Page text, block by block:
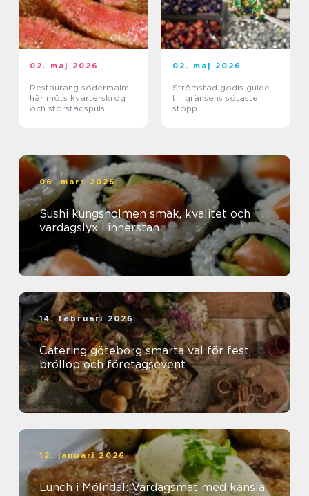
02. maj 2026
Restaurang södermalm
här möts kvarterskrog
och storstadspuls
02. maj 2026
Strömstad godis guide
till gränsens sötaste
stopp
06. mars 2026
Sushi kungsholmen smak, kvalitet och
vardagslyx i innerstan
14. februari 2026
Catering göteborg smarta val för fest,
bröllop och företagsevent
12. januari 2026
Lunch i Mölndal: Vardagsmat med känsla